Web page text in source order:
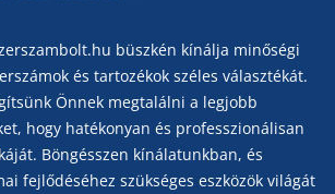
büszkén kínálja minőségi
és tartozékok széles választékát.
Önnek megtalálni a legjobb
hogy hatékonyan és professzionálisan
Böngésszen kínálatunkban, és
fejlődéséhez szükséges eszközök világát